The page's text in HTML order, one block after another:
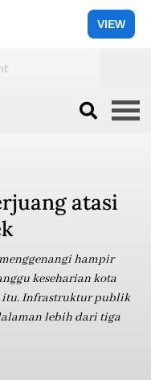
VIEW
atasi
hampir
keseharian kota
itu. Infrastruktur publik
lebih dari tiga